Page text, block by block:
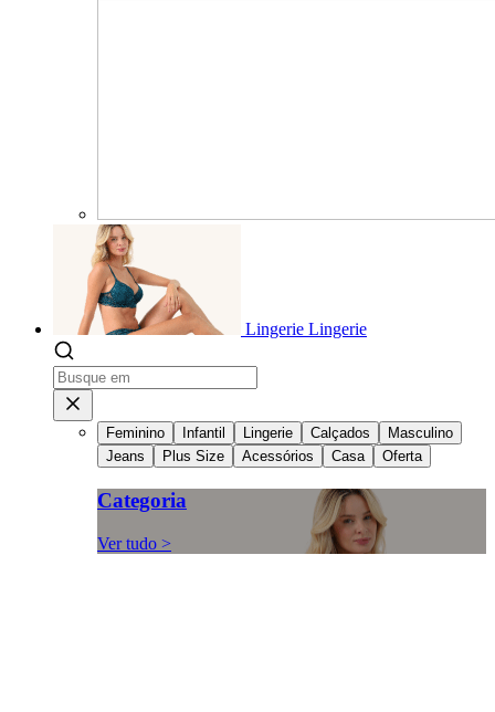
Lingerie Lingerie
Feminino Infantil Lingerie Calçados
Masculino
Jeans
Plus Size Acessórios Casa Oferta
Categoria
Ver tudo >